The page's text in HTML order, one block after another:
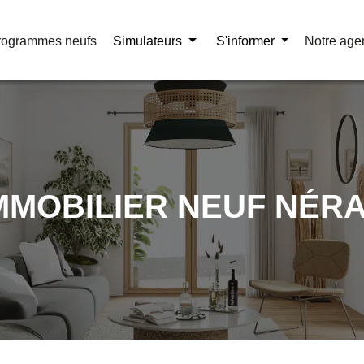
neufs Simulateurs S'informer Notre
neufs Simulateurs S'informer Notre
NEUF